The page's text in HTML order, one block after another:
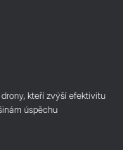
kteří zvýší efektivitu
úspěchu